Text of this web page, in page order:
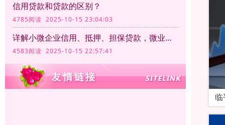
信用贷款和贷款的区别？
4785阅读 2025-10-15 23:04:03
详解小微企业信用、抵押、担保贷款，微业贷如何脱颖而出？
4583阅读 2025-10-15 22:57:41